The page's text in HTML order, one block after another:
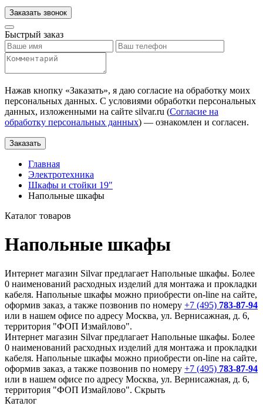
Заказать звонок
Быстрый заказ
Нажав кнопку «Заказать», я даю согласие на обработку моих
персональных данных. С условиями обработки персональных
данных, изложенными на сайте silvar.ru (Согласие на
обработку персональных данных) — ознакомлен и согласен.
Заказать
Главная
Электротехника
Шкафы и стойки 19"
Напольные шкафы
Каталог товаров
Напольные шкафы
Интернет магазин Silvar предлагает Напольные шкафы. Более
0 наименований расходных изделий для монтажа и прокладки
кабеля. Напольные шкафы можно приобрести on-line на сайте,
оформив заказ, а также позвонив по номеру +7 (495) 783-87-94
или в нашем офисе по адресу Москва, ул. Вернисажная, д. 6,
территория "ФОП Измайлово".
Интернет магазин Silvar предлагает Напольные шкафы. Более
0 наименований расходных изделий для монтажа и прокладки
кабеля. Напольные шкафы можно приобрести on-line на сайте,
оформив заказ, а также позвонив по номеру +7 (495) 783-87-94
или в нашем офисе по адресу Москва, ул. Вернисажная, д. 6,
территория "ФОП Измайлово". Скрыть
Каталог